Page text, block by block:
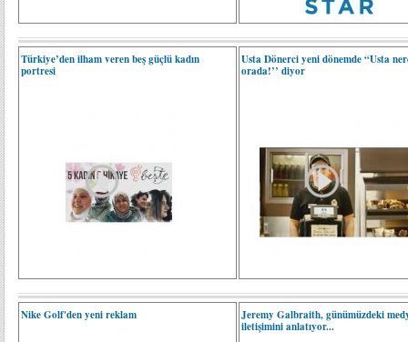
Türkiye’den ilham veren beş güçlü kadın
portresi
Usta Dönerci yeni dönemde “Usta
orada!’’ diyor
Nike Golf'den yeni reklam
Jeremy Galbraith, günümüzdeki
iletişimini anlatıyor...